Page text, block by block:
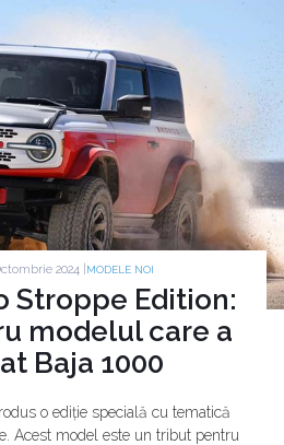
2024 | MODELE NOI
Stroppe Edition:
modelul care a
Baja 1000
o ediție specială cu tematică
Acest model este un tribut pentru